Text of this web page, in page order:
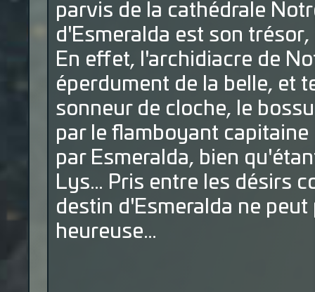
parvis de la cathédrale
d'Esmeralda est son
En effet, l'archidiacre de
éperdument de la belle, et
sonneur de cloche, le
par le flamboyant
par Esmeralda, bien
Lys… Pris entre les désirs
destin d'Esmeralda ne
heureuse…